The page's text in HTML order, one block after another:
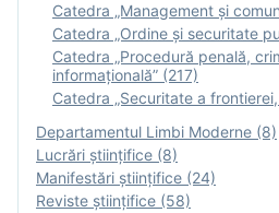
Catedra „Management și
Catedra „Ordine și securitate
Catedra „Procedură penală,
informațională” (217)
Catedra „Securitate a
Departamentul Limbi Moderne (8)
Lucrări științifice (8)
Manifestări ştiinţifice (24)
Reviste ştiinţifice (58)